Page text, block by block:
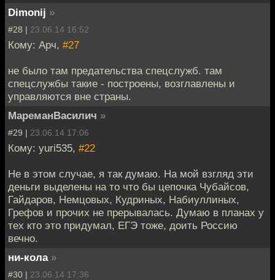
Dimonij »
#28 | 23.06.14 16:52
Кому: Арч, #27
не было там предательства спецслужб. там
спецслужбы такие - построены, возглавлены и
управляются вне страны.
МареманВасилич »
#29 | 23.06.14 17:06
Кому: yuri535, #22
Не в этом случае, я так думаю. На мой взгляд эти
деньги выделены на то что бы цепочка Чубайсов,
Гайдаров, Немцовых, Кудриных, Набиуллиных,
Грефов и прочих не прерывалась. Думаю в планах у
тех кто это придумал, ЕГЭ тоже, доить Россию
вечно.
ни-кола »
#30 | 23.06.14 17:36